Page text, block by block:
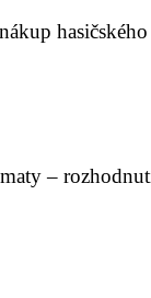
hasičského
–